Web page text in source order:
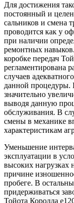
Для достижения
постоянный и
сальников и смена
проводится как у
при наличии
ремонтных
коробке передач
регламентирована
случаев
данной процедуры.
значительно
выводя данную
обслуживания. В
смены в механике
характеристикам
Уменьшение
эксплуатации в
высоких нагрузках
причине
пробеге. В
придерживаться
Тойота Королла